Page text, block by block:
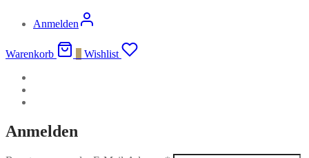
Anmelden
Warenkorb Wishlist
Anmelden